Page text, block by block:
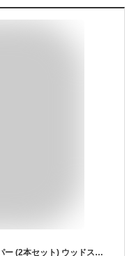
ラッセルホブス 電動ミル ソルト&ペッパー (2本セット) ウッドスタンドセット 7923JP シルバー